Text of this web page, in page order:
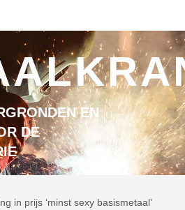
EN
DE
in prijs ‘minst sexy basismetaal’